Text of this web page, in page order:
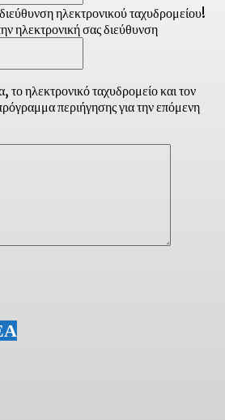
ηλεκτρονικού ταχυδρομείου!
ηλεκτρονική σας διεύθυνση
το ηλεκτρονικό ταχυδρομείο και τον
περιήγησης για την επόμενη